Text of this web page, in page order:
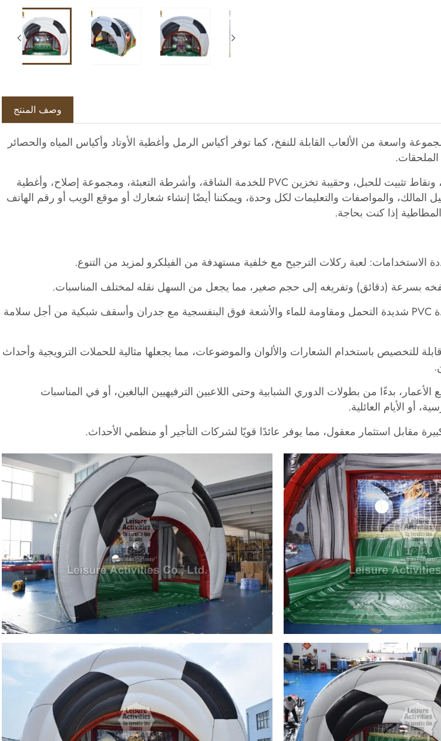
وصف المنتج
واسعة من الألعاب القابلة للنفخ، كما توفر أكياس الرمل وأغطية الأوتاد وأكياس المياه والحصائر
تأتي مع نقاط ربط للأسفل، ونقاط تثبيت للحبل، وحقيبة تخزين PVC للخدمة الشاقة، وأشرطة التعبئة، ومجموعة إصلاح، وأغطية
المالك، والمواصفات والتعليمات لكل وحدة، ويمكننا أيضًا إنشاء شعارك أو موقع الويب أو رقم الهاتف
إذا كنت بحاجة.
الاستخدامات: لعبة ركلات الترجيح مع خلفية مستهدفة من الفيلكرو لمزيد من التنوع.
بسرعة (دقائق) وتفريغه إلى حجم صغير، مما يجعل من السهل نقله لمختلف المناسبات.
متين وآمن: مصنوع من مادة PVC شديدة التحمل ومقاومة للماء والأشعة فوق البنفسجية مع جدران وأسقف شبكية من أجل سلامة
للتخصيص باستخدام الشعارات والألوان والموضوعات، مما يجعلها مثالية للحملات الترويجية وأحداث
بدءًا من بطولات الدوري الشبابية وحتى اللاعبين الترفيهيين البالغين، أو في المناسبات
أو الأيام العائلية.
مقابل استثمار معقول، مما يوفر عائدًا قويًا لشركات التأجير أو منظمي الأحداث.